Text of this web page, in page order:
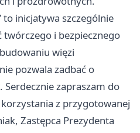
to inicjatywa szczególnie
i bezpiecznego
więzi
pozwala zadbać o
zapraszam do
z przygotowanej
Zastępca Prezydenta